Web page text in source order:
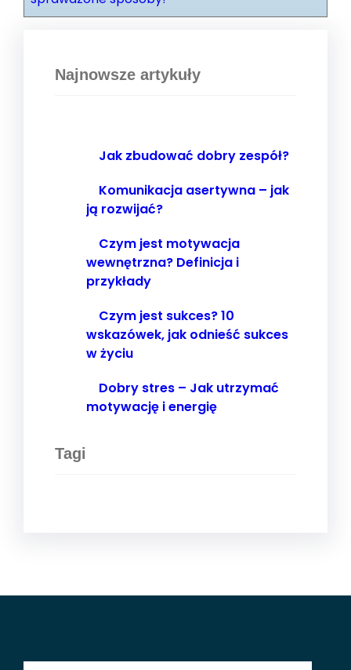
Najnowsze artykuły
Jak zbudować dobry zespół?
Komunikacja asertywna – jak
ją rozwijać?
Czym jest motywacja
wewnętrzna? Definicja i
przykłady
Czym jest sukces? 10
wskazówek, jak odnieść sukces
w życiu
Dobry stres – Jak utrzymać
motywację i energię
Tagi